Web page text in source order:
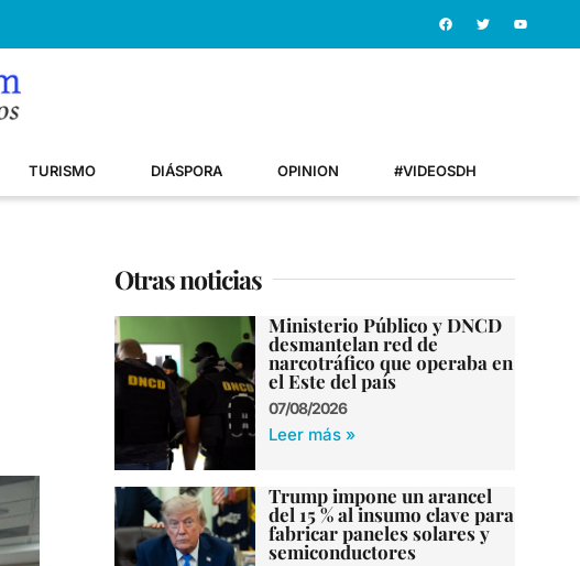
TURISMO DIÁSPORA OPINION #VIDEOSDH
Otras noticias
Ministerio Público y DNCD
desmantelan red de
narcotráfico que operaba en
el Este del país
07/08/2026
Leer más »
Trump impone un arancel
del 15 % al insumo clave para
fabricar paneles solares y
semiconductores